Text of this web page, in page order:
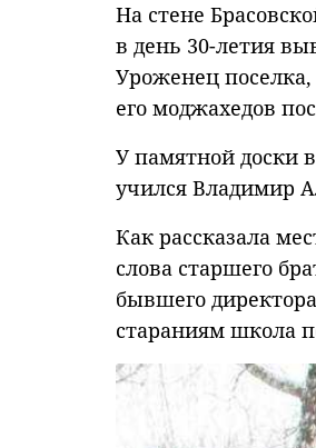
На стене
в день 30-летия
Уроженец
его моджахедов
У памятной доски
учился Владимир
Как рассказала
слова старшего
бывшего
стараниям школа